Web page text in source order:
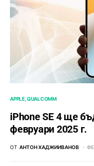
APPLE QUALCOMM
iPhone SE 4 ще
февруари 2025 г.
ОТ АНТОН ХАДЖИИВАНОВ